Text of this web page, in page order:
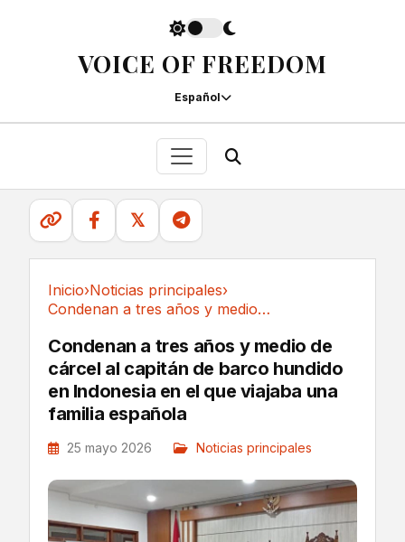
VOICE OF FREEDOM
Español
𝕏
Inicio›Noticias principales›
Condenan a tres años y medio de cárcel al...
Condenan a tres años y medio de
cárcel al capitán de barco hundido
en Indonesia en el que viajaba una
familia española
25 mayo 2026 Noticias principales